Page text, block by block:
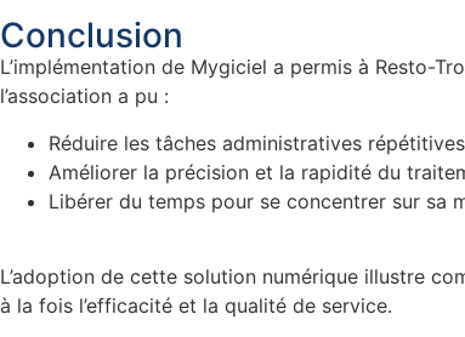
Conclusion
L’implémentation de Mygiciel a permis à Resto-
l’association a pu :
Réduire les tâches administratives
Améliorer la précision et la rapidité du
Libérer du temps pour se concentrer sur sa
L’adoption de cette solution numérique illustre
à la fois l’efficacité et la qualité de service.